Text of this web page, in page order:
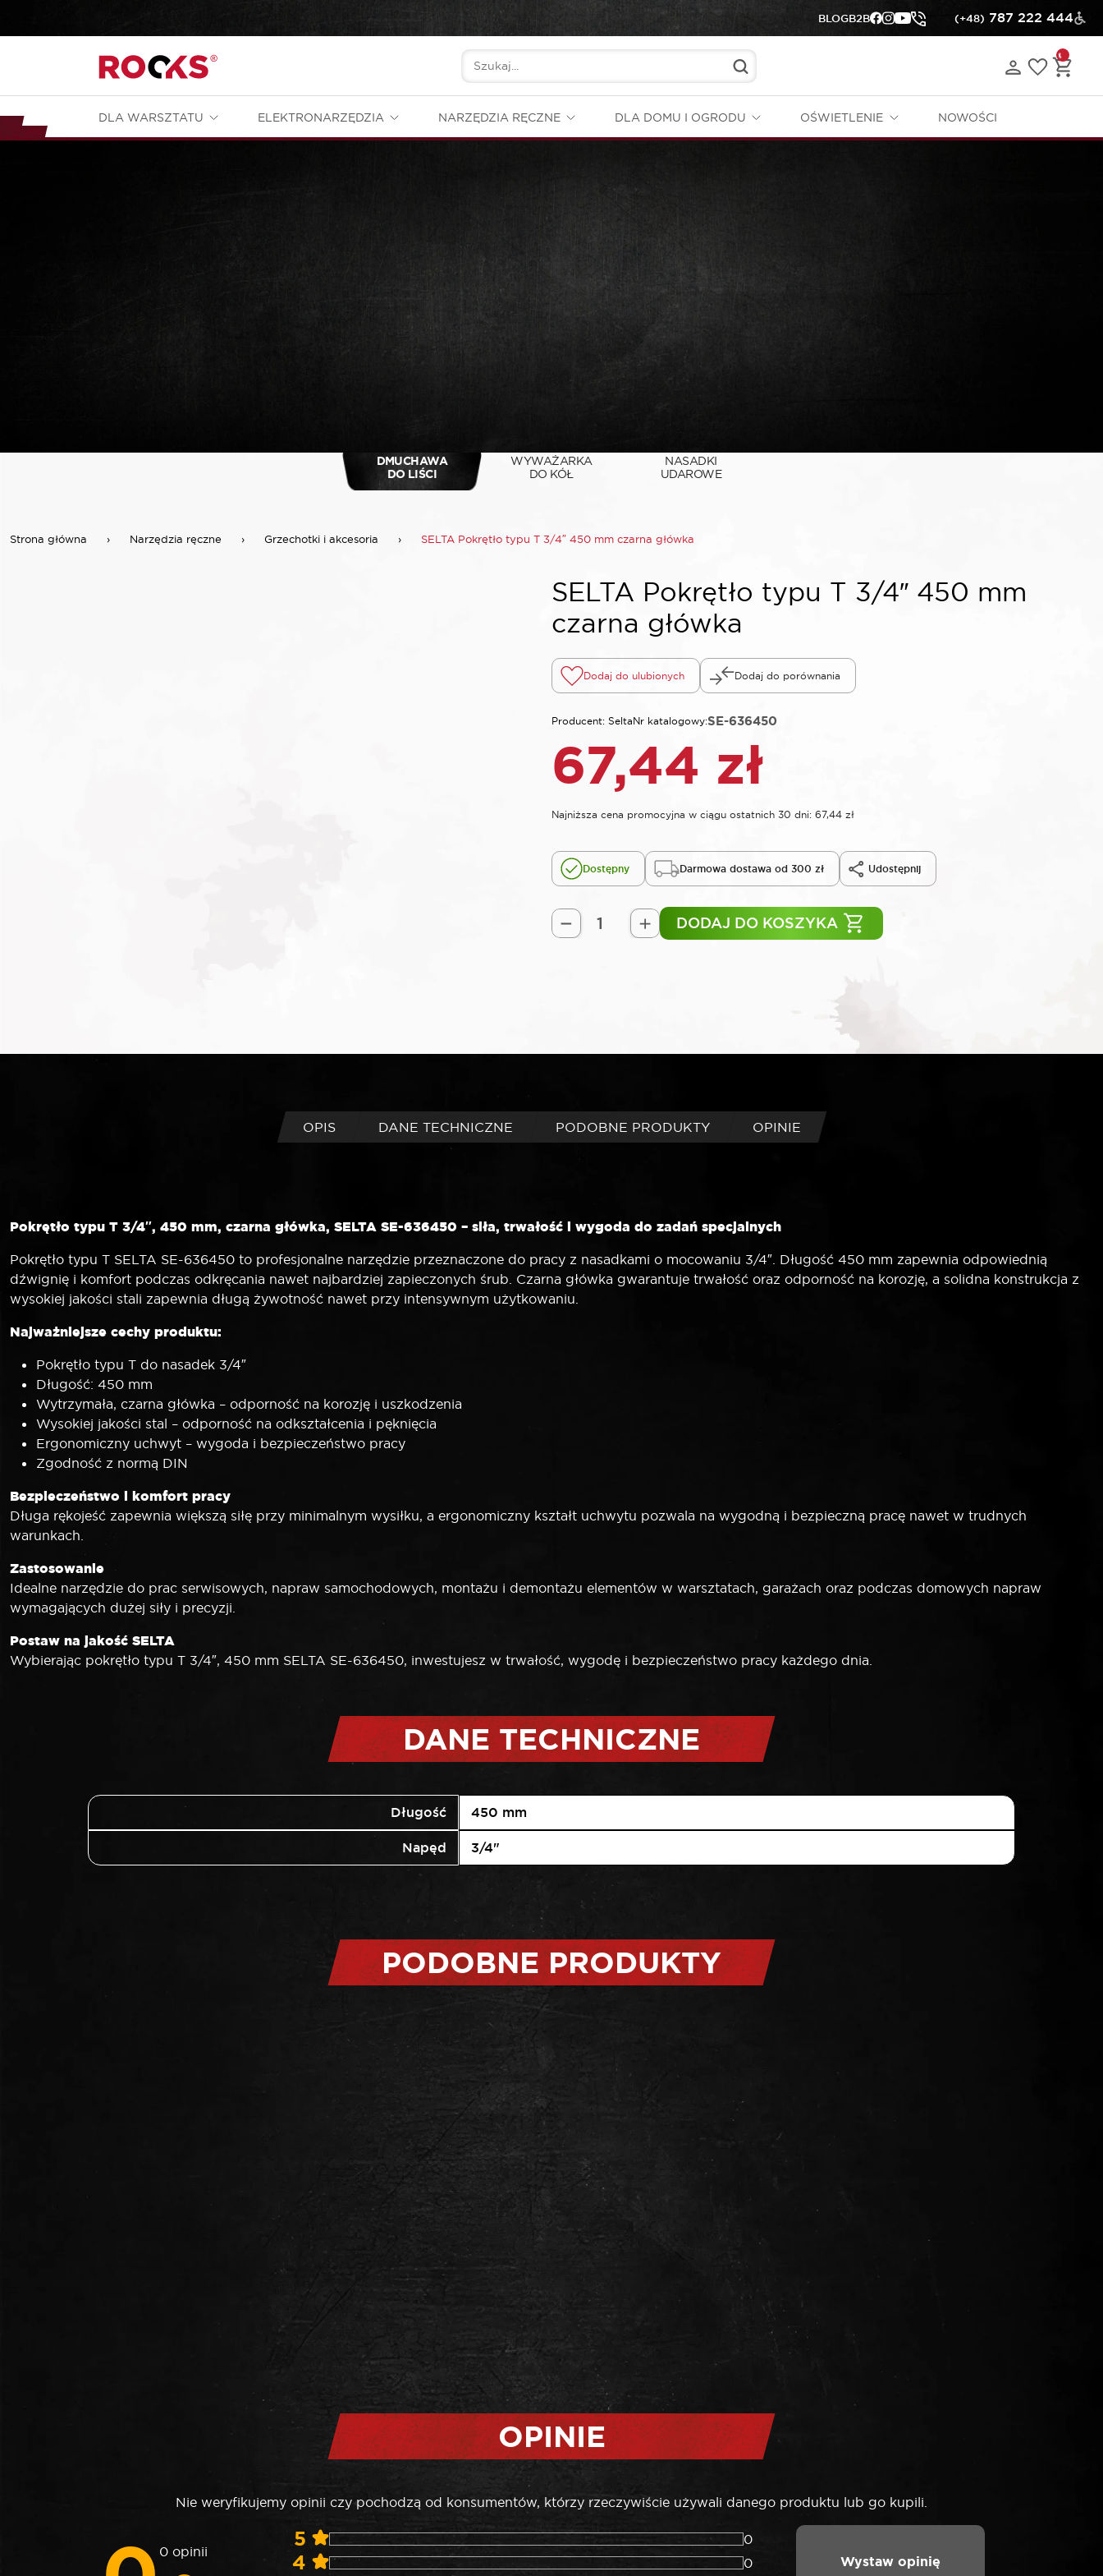
BLOGB2B (+48) 787 222 444
DLA WARSZTATU ELEKTRONARZĘDZIA NARZĘDZIA RĘCZNE DLA DOMU I OGRODU OŚWIETLENIE NOWOŚCI
DMUCHAWA
DO LIŚCI
WYWAŻARKA
DO KÓŁ
NASADKI
UDAROWE
Strona główna › Narzędzia ręczne › Grzechotki i akcesoria › SELTA Pokrętło typu T 3/4″ 450 mm czarna główka
SELTA Pokrętło typu T 3/4″ 450 mm
czarna główka
Dodaj do ulubionych Dodaj do porównania
Producent: SeltaNr katalogowy:SE-636450
67,44 zł
Najniższa cena promocyjna w ciągu ostatnich 30 dni: 67,44 zł
Dostępny Darmowa dostawa od 300 zł Udostępnij
ilość
450
główka
DODAJ DO KOSZYKA
OPIS DANE TECHNICZNE PODOBNE PRODUKTY OPINIE
Pokrętło typu T 3/4″, 450 mm, czarna główka, SELTA SE-636450 – siła, trwałość i wygoda do zadań specjalnych
Pokrętło typu T SELTA SE-636450 to profesjonalne narzędzie przeznaczone do pracy z nasadkami o mocowaniu 3/4″. Długość 450 mm zapewnia odpowiednią
dźwignię i komfort podczas odkręcania nawet najbardziej zapieczonych śrub. Czarna główka gwarantuje trwałość oraz odporność na korozję, a solidna konstrukcja z
wysokiej jakości stali zapewnia długą żywotność nawet przy intensywnym użytkowaniu.
Najważniejsze cechy produktu:
Pokrętło typu T do nasadek 3/4″
Długość: 450 mm
Wytrzymała, czarna główka – odporność na korozję i uszkodzenia
Wysokiej jakości stal – odporność na odkształcenia i pęknięcia
Ergonomiczny uchwyt – wygoda i bezpieczeństwo pracy
Zgodność z normą DIN
Bezpieczeństwo i komfort pracy
Długa rękojeść zapewnia większą siłę przy minimalnym wysiłku, a ergonomiczny kształt uchwytu pozwala na wygodną i bezpieczną pracę nawet w trudnych
warunkach.
Zastosowanie
Idealne narzędzie do prac serwisowych, napraw samochodowych, montażu i demontażu elementów w warsztatach, garażach oraz podczas domowych napraw
wymagających dużej siły i precyzji.
Postaw na jakość SELTA
Wybierając pokrętło typu T 3/4″, 450 mm SELTA SE-636450, inwestujesz w trwałość, wygodę i bezpieczeństwo pracy każdego dnia.
DANE TECHNICZNE
Długość 450 mm
Napęd 3/4"
PODOBNE PRODUKTY
OPINIE
Nie weryfikujemy opinii czy pochodzą od konsumentów, którzy rzeczywiście używali danego produktu lub go kupili.
0 opinii 5 0
4 0 Wystaw opinię